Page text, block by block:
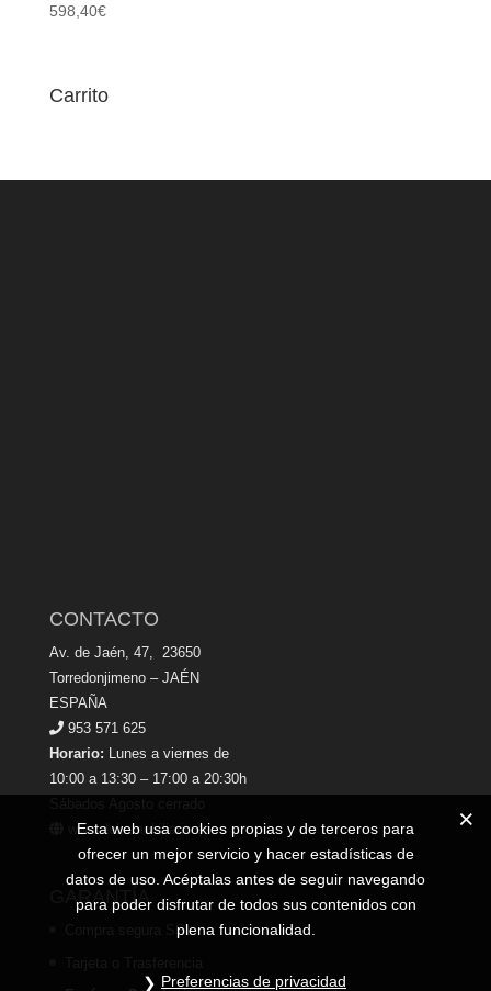
598,40€
Carrito
CONTACTO
Av. de Jaén, 47, 23650
Torredonjimeno – JAÉN
ESPAÑA
953 571 625
Horario: Lunes a viernes de
10:00 a 13:30 – 17:00 a 20:30h
www.dekamobiliario.es
GARANTÍA
Compra segura SSL
Esta web usa cookies propias y de terceros para
ofrecer un mejor servicio y hacer estadísticas de
datos de uso. Acéptalas antes de seguir navegando
para poder disfrutar de todos sus contenidos con
plena funcionalidad.
Preferencias de privacidad